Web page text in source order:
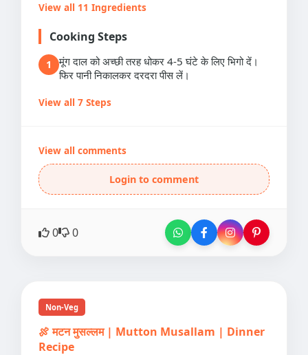
View all 11 Ingredients
Cooking Steps
1
मूंग दाल को अच्छी तरह धोकर 4-5 घंटे के लिए भिगो दें।
फिर पानी निकालकर दरदरा पीस लें।
View all 7 Steps
View all comments
Login to comment
0 0
Non-Veg
🍖 मटन मुसल्लम | Mutton Musallam | Dinner
Recipe